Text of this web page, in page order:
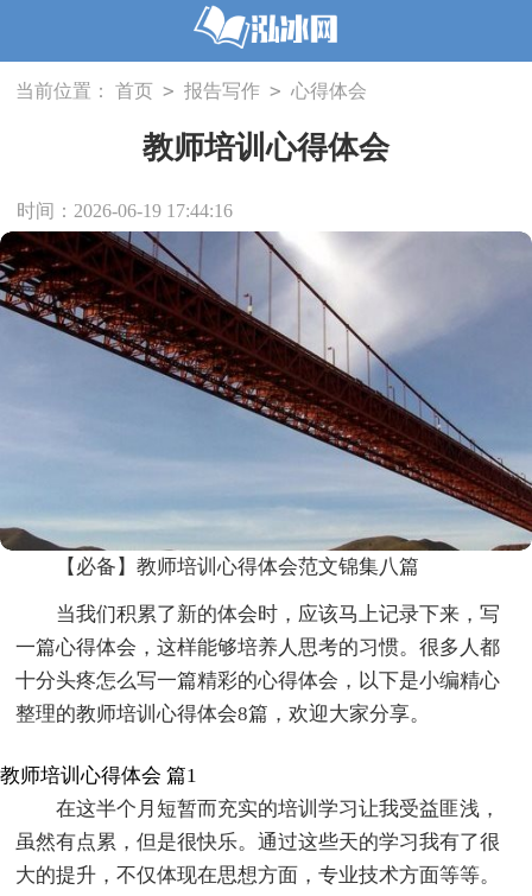
当前位置： 首页 > 报告写作 > 心得体会
教师培训心得体会
时间：2026-06-19 17:44:16
【必备】教师培训心得体会范文锦集八篇
当我们积累了新的体会时，应该马上记录下来，写
一篇心得体会，这样能够培养人思考的习惯。很多人都
十分头疼怎么写一篇精彩的心得体会，以下是小编精心
整理的教师培训心得体会8篇，欢迎大家分享。
教师培训心得体会 篇1
在这半个月短暂而充实的培训学习让我受益匪浅，
虽然有点累，但是很快乐。通过这些天的学习我有了很
大的提升，不仅体现在思想方面，专业技术方面等等。